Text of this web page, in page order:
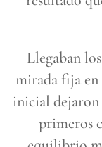
Llegaban
mirada fija en
inicial dejaron
primeros